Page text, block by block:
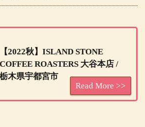
【2022秋】ISLAND STONE
COFFEE ROASTERS 大谷本店 /
栃木県宇都宮市